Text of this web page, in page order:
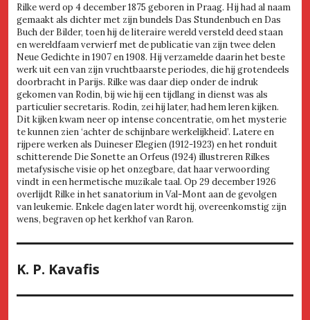
Rilke werd op 4 december 1875 geboren in Praag. Hij had al naam
gemaakt als dichter met zijn bundels Das Stundenbuch en Das
Buch der Bilder, toen hij de literaire wereld versteld deed staan
en wereldfaam verwierf met de publicatie van zijn twee delen
Neue Gedichte in 1907 en 1908. Hij verzamelde daarin het beste
werk uit een van zijn vruchtbaarste periodes, die hij grotendeels
doorbracht in Parijs. Rilke was daar diep onder de indruk
gekomen van Rodin, bij wie hij een tijdlang in dienst was als
particulier secretaris. Rodin, zei hij later, had hem leren kijken.
Dit kijken kwam neer op intense concentratie, om het mysterie
te kunnen zien ‘achter de schijnbare werkelijkheid’. Latere en
rijpere werken als Duineser Elegien (1912-1923) en het ronduit
schitterende Die Sonette an Orfeus (1924) illustreren Rilkes
metafysische visie op het onzegbare, dat haar verwoording
vindt in een hermetische muzikale taal. Op 29 december 1926
overlijdt Rilke in het sanatorium in Val-Mont aan de gevolgen
van leukemie. Enkele dagen later wordt hij, overeenkomstig zijn
wens, begraven op het kerkhof van Raron.
K. P. Kavafis